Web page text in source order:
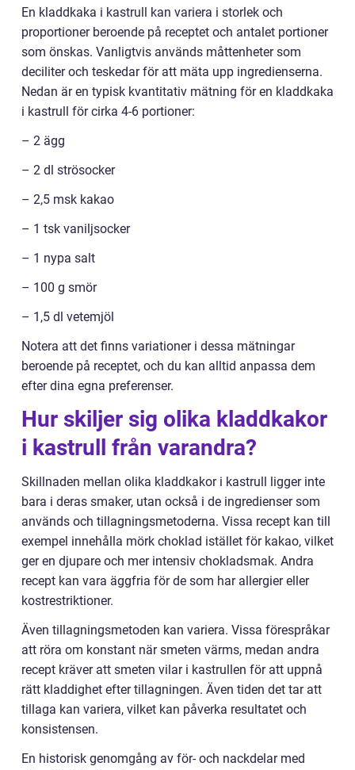
En kladdkaka i kastrull kan variera i storlek och
proportioner beroende på receptet och antalet portioner
som önskas. Vanligtvis används måttenheter som
deciliter och teskedar för att mäta upp ingredienserna.
Nedan är en typisk kvantitativ mätning för en kladdkaka
i kastrull för cirka 4-6 portioner:
– 2 ägg
– 2 dl strösocker
– 2,5 msk kakao
– 1 tsk vaniljsocker
– 1 nypa salt
– 100 g smör
– 1,5 dl vetemjöl
Notera att det finns variationer i dessa mätningar
beroende på receptet, och du kan alltid anpassa dem
efter dina egna preferenser.
Hur skiljer sig olika kladdkakor
i kastrull från varandra?
Skillnaden mellan olika kladdkakor i kastrull ligger inte
bara i deras smaker, utan också i de ingredienser som
används och tillagningsmetoderna. Vissa recept kan till
exempel innehålla mörk choklad istället för kakao, vilket
ger en djupare och mer intensiv chokladsmak. Andra
recept kan vara äggfria för de som har allergier eller
kostrestriktioner.
Även tillagningsmetoden kan variera. Vissa förespråkar
att röra om konstant när smeten värms, medan andra
recept kräver att smeten vilar i kastrullen för att uppnå
rätt kladdighet efter tillagningen. Även tiden det tar att
tillaga kan variera, vilket kan påverka resultatet och
konsistensen.
En historisk genomgång av för- och nackdelar med